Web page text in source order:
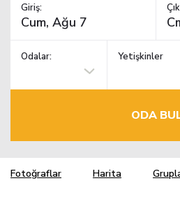
Giriş:
Odalar: Yetişkinler
ODA
Fotoğraflar Harita